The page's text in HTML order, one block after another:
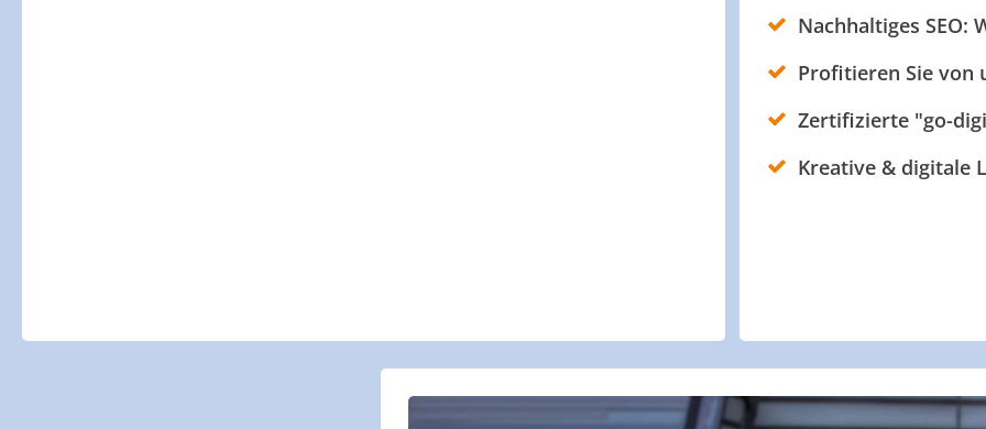
Nachhaltiges
Profitieren Sie von
Zertifizierte "go-
Kreative & digitale